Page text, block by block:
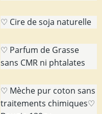
♡ Cire de soja naturelle
♡ Parfum de Grasse
sans CMR ni phtalates
♡ Mèche pur coton sans
traitements chimiques♡